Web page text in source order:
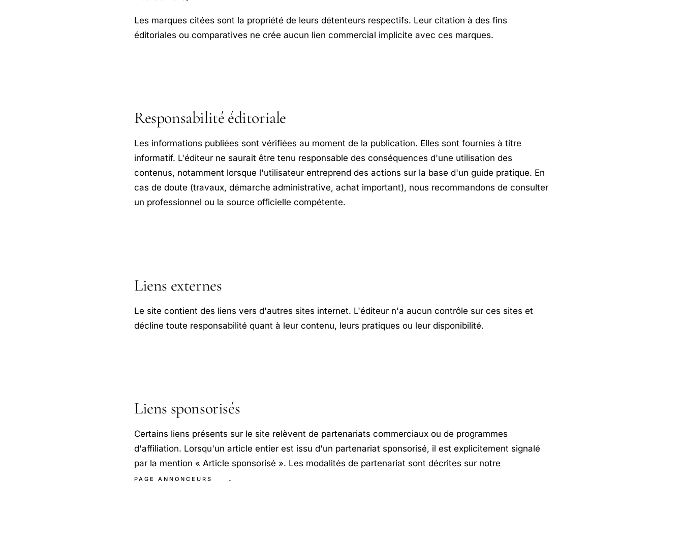
Les marques citées sont la propriété de leurs détenteurs respectifs. Leur citation à des fins
éditoriales ou comparatives ne crée aucun lien commercial implicite avec ces marques.
Responsabilité éditoriale
Les informations publiées sont vérifiées au moment de la publication. Elles sont fournies à titre
informatif. L'éditeur ne saurait être tenu responsable des conséquences d'une utilisation des
contenus, notamment lorsque l'utilisateur entreprend des actions sur la base d'un guide pratique. En
cas de doute (travaux, démarche administrative, achat important), nous recommandons de consulter
un professionnel ou la source officielle compétente.
Liens externes
Le site contient des liens vers d'autres sites internet. L'éditeur n'a aucun contrôle sur ces sites et
décline toute responsabilité quant à leur contenu, leurs pratiques ou leur disponibilité.
Liens sponsorisés
Certains liens présents sur le site relèvent de partenariats commerciaux ou de programmes
d'affiliation. Lorsqu'un article entier est issu d'un partenariat sponsorisé, il est explicitement signalé
par la mention « Article sponsorisé ». Les modalités de partenariat sont décrites sur notre
PAGE ANNONCEURS .